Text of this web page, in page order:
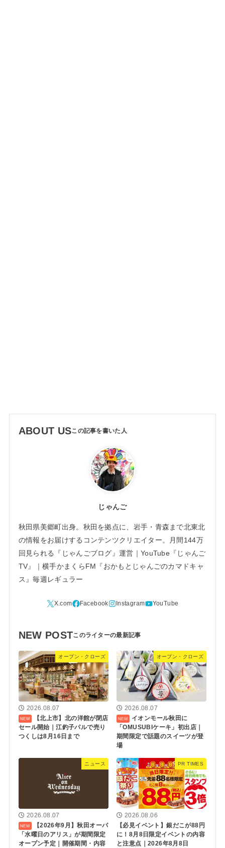
ABOUT US
じゃんご
秋田県美郷町出身。秋田を拠点に、岩手・青森まで北東北
の情報をお届けするコンテンツクリエイター。月間144万
回見られる『じゃんごブログ』運営｜YouTube『じゃんご
TV』｜横手かまくらFM『おかもとじゃんごのカマドキャ
ス』毎週レギュラー
NEW POST
オープン・クローズ
2026.08.07
【北上市】北の洋館が閉店
セール開始｜江釣子パルで売り
つくしは8月16日まで
オープン・クローズ
2026.08.07
イオンモール秋田に
「OMUSUBIケーキ」初出店｜
期間限定で話題のスイーツが登
場
ニュース
2026.08.07
【2026年9月】秋田オーパ
「水曜日のアリス」が期間限定
オープン予定｜開催期間・内容
PR TIMES
2026.08.06
【必見イベント】銀だこが88円
に！8月8日限定イベントの内容
と注意点｜2026年8月8日